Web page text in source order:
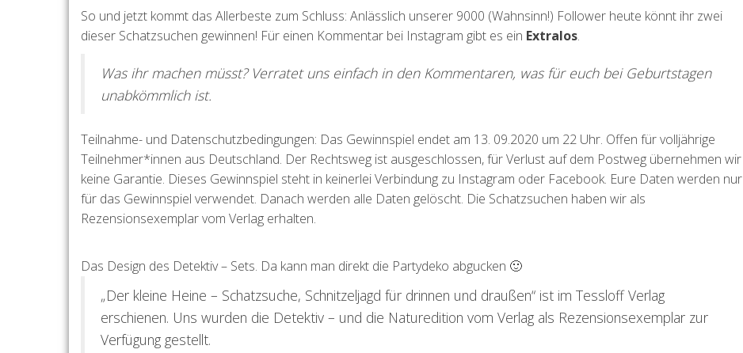
So und jetzt kommt das Allerbeste zum Schluss: Anlässlich unserer 9000 (Wahnsinn!) Follower heute könnt ihr zwei
dieser Schatzsuchen gewinnen! Für einen Kommentar bei Instagram gibt es ein Extralos.
Was ihr machen müsst? Verratet uns einfach in den Kommentaren, was für euch bei Geburtstagen
unabkömmlich ist.
Teilnahme- und Datenschutzbedingungen: Das Gewinnspiel endet am 13. 09.2020 um 22 Uhr. Offen für volljährige
Teilnehmer*innen aus Deutschland. Der Rechtsweg ist ausgeschlossen, für Verlust auf dem Postweg übernehmen wir
keine Garantie. Dieses Gewinnspiel steht in keinerlei Verbindung zu Instagram oder Facebook. Eure Daten werden nur
für das Gewinnspiel verwendet. Danach werden alle Daten gelöscht. Die Schatzsuchen haben wir als
Rezensionsexemplar vom Verlag erhalten.
Das Design des Detektiv – Sets. Da kann man direkt die Partydeko abgucken 🙂
„Der kleine Heine – Schatzsuche, Schnitzeljagd für drinnen und draußen“ ist im Tessloff Verlag
erschienen. Uns wurden die Detektiv – und die Naturedition vom Verlag als Rezensionsexemplar zur
Verfügung gestellt.